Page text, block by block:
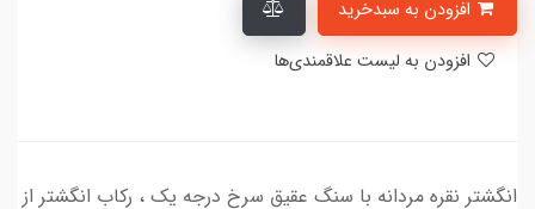
انگشتر نقره مردانه با سنگ عقیق سرخ درجه یک ، رکاب انگشتر از